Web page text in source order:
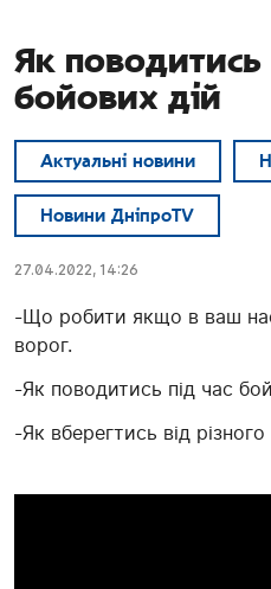
Як поводитись
бойових дій
Актуальні новини
Новини ДніпроTV
27.04.2022, 14:26
-Що робити якщо в ваш
ворог.
-Як поводитись під час
-Як вберегтись від різного